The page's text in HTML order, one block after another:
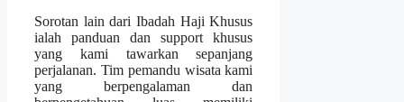
Sorotan lain dari Ibadah Haji Khusus
ialah panduan dan support khusus
yang kami tawarkan sepanjang
perjalanan. Tim pemandu wisata kami
yang berpengalaman dan